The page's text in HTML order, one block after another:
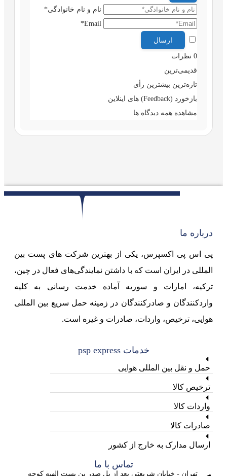
نام و نام خانوادگی*
Email*
0 نظرات
قدیمی‌ترین
تازه‌ترین بیشترین رأی
بازخورد (Feedback) های اینلاین
مشاهده همه دیدگاه ها
درباره ما
پی اس پی اکسپرس، یکی از بهترین شرکت های پست بین
المللی در ایران است که با داشتن نمایندگی‌های فعال در چین،
ترکیه، امارات و سوریه آماده خدمت رسانی به کلیه
واردکنندگان و صادرکنندگان در زمینه حمل سریع بین المللی
هوایی، ترخیص، واردات، صادرات و غیره است.
خدمات psp express
حمل و نقل بین المللی هوایی
ترخیص کالا
واردات کالا
صادرات کالا
ارسال مدارک به خارج از کشور
تماس با ما
تهران - خیابان شریعتی بعد از پل صدر بن بست الهیه کوچه